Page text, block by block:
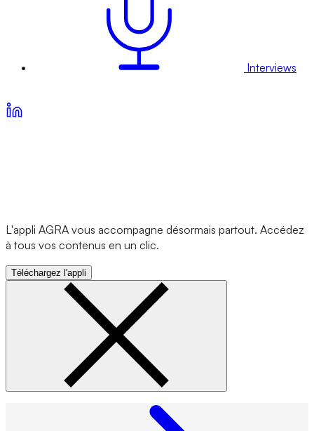
Interviews
L'appli AGRA vous accompagne désormais partout. Accédez
à tous vos contenus en un clic.
Téléchargez l'appli